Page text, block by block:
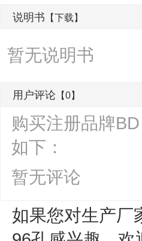
说明书 【下载】
暂无说明书
用户评论 【0】
购买注册品牌
如下：
暂无评论
如果您对生产厂